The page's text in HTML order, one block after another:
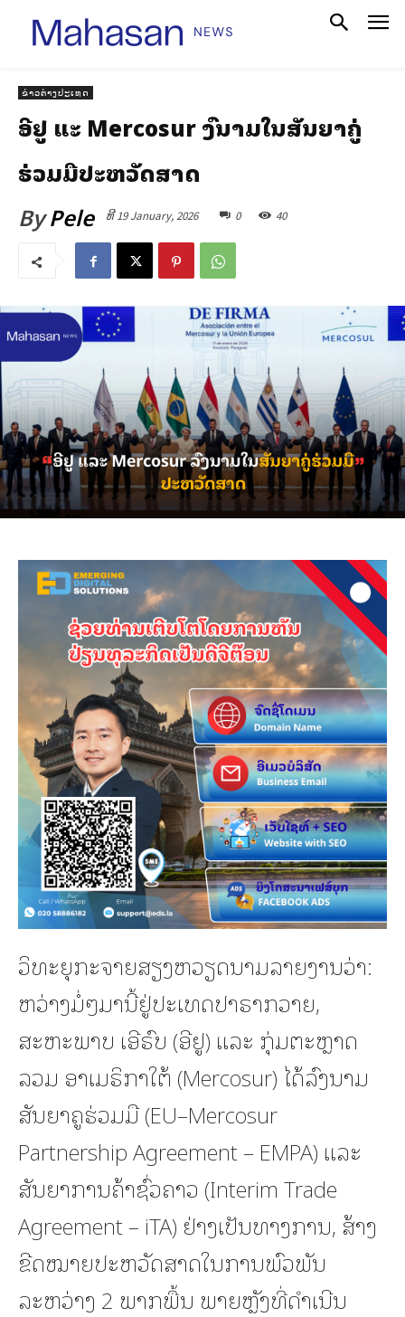
ຂ່າວຕ່າງປະເທດ
ອີຢູ ແລະ Mercosur ລົງນາມໃນສັນຍາຄູ່
ຮ່ວມມືປະຫວັດສາດ
ByPele ທີ 19 January, 2026 0 40
ວິທະຍຸກະຈາຍສຽງຫວຽດນາມລາຍງານວ່າ:
ຫວ່າງມໍ່ໆມານີ້ຢູ່ປະເທດປາຣາກວາຍ,
ສະຫະພາບ ເອີຣົບ (ອີຢູ) ແລະ ກຸ່ມຕະຫຼາດ
ລວມ ອາເມຣິກາໃຕ້ (Mercosur) ໄດ້ລົງນາມ
ສັນຍາຄູຮ່ວມມື (EU–Mercosur
Partnership Agreement – EMPA) ແລະ
ສັນຍາການຄ້າຊົ່ວຄາວ (Interim Trade
Agreement – iTA) ຢ່າງເປັນທາງການ, ສ້າງ
ຂີດໝາຍປະຫວັດສາດໃນການພົວພັນ
ລະຫວ່າງ 2 ພາກພື້ນ ພາຍຫຼັງທີ່ດຳເນີນ